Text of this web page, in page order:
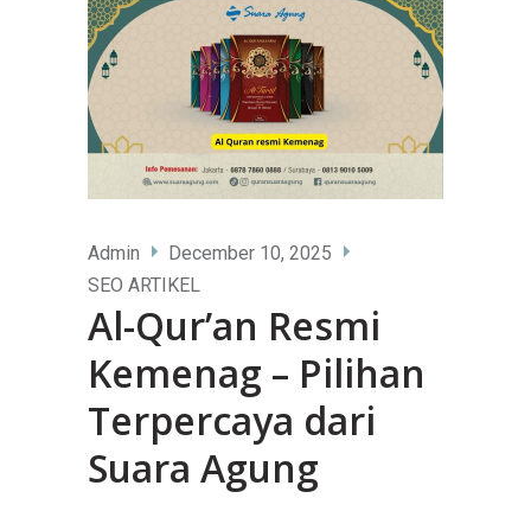
Admin
December 10, 2025
SEO ARTIKEL
Al-Qur’an Resmi
Kemenag – Pilihan
Terpercaya dari
Suara Agung